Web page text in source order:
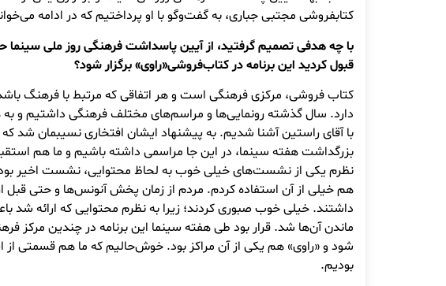
کتابفروشی مجتبی جباری، به گفت‌وگو با او پرداختیم که در ادامه
با چه هدفی تصمیم گرفتید، از آیین پاسداشت فرهنگی روز ملی سینما
قبول کردید این برنامه در کتاب‌فروشی«راوی» برگزار شود؟
کتاب فروشی، مرکزی فرهنگی است و هر اتفاقی که مرتبط با فرهنگ
دارد. سال گذشته رونمایی‌ها و مراسم‌های مختلف فرهنگی داشتیم و
با آقای راستین آشنا شدیم. به پیشنهاد ایشان افتخاری نسیبمان شد
بزرگداشت هفته سینما، در این جا مراسمی داشته باشیم و ما هم
نظرم یکی از نشست‌های خیلی خوب به لحاظ محتوایی، نشست اخیر
هم خیلی از آن استفاده کردم. مردم از زمان پخش آنونس‌ها و حتی قبل
داشتند. خیلی خوب صبوری کردند؛ زیرا به نظرم محتوایی که ارائه شد
ماندن آن‌ها شد. قرار بود طی هفته سینما این برنامه در چندین مرکز
شود و «راوی» هم یکی از آن مراکز بود. خوش‌حالیم که ما هم قسمتی از
بودیم.